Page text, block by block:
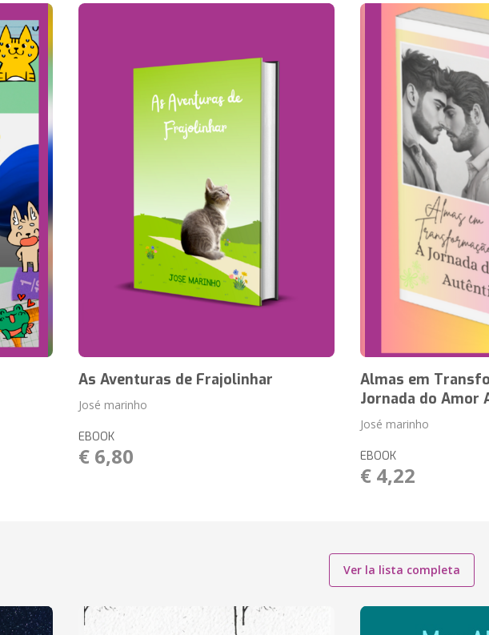
As Aventuras de Frajolinhar
José marinho
EBOOK
€ 6,80
Almas em
Jornada do Amor
José marinho
EBOOK
€ 4,22
Ver la lista completa